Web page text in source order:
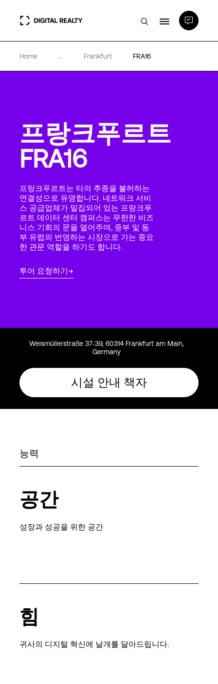
데이터 센터
파트너
전문성 및 리소스
소개
Language
Home ... Frankfurt FRA16
프랑크푸르트
FRA16
프랑크푸르트는 타의 추종을 불허하는
연결성으로 유명합니다. 네트워크 서비
스 공급업체가 밀집되어 있는 프랑크푸
르트 데이터 센터 캠퍼스는 무한한 비즈
니스 기회의 문을 열어주며, 중부 및 동
부 유럽의 번영하는 시장으로 가는 중요
한 관문 역할을 하기도 합니다.
투어 요청하기
Weismüllerstraße 37-39, 60314 Frankfurt am Main,
Germany
시설 안내 책자
능력
공간
성장과 성공을 위한 공간
힘
귀사의 디지털 혁신에 날개를 달아드립니다.